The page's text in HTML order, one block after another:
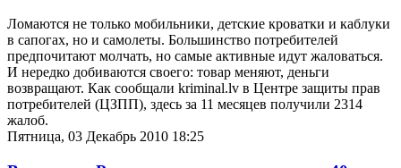
Ломаются не только мобильники, детские кроватки и каблуки
в сапогах, но и самолеты. Большинство потребителей
предпочитают молчать, но самые активные идут жаловаться.
И нередко добиваются своего: товар меняют, деньги
возвращают. Как сообщали kriminal.lv в Центре защиты прав
потребителей (ЦЗПП), здесь за 11 месяцев получили 2314
жалоб.
Пятница, 03 Декабрь 2010 18:25